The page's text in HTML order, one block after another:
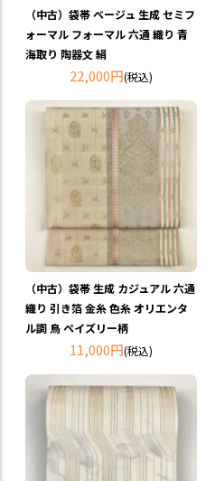
（中古）袋帯 ベージュ 生成 セミフ
ォーマル フォーマル 六通 織り 青
海取り 陶器文 絹
22,000円(税込)
（中古）袋帯 生成 カジュアル 六通
織り 引き箔 金糸 色糸 オリエンタ
ル調 鳥 ペイズリー柄
11,000円(税込)